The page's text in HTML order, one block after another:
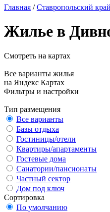
Главная /Ставропольский край
Жилье в
Смотреть на картах
Все варианты жилья
на Яндекс Картах
Фильтры и настройки
Тип размещения
Все варианты
Базы отдыха
Гостиницы/отели
Квартиры/апартаменты
Гостевые дома
Санатории/пансионаты
Частный сектор
Дом под ключ
Сортировка
По умолчанию